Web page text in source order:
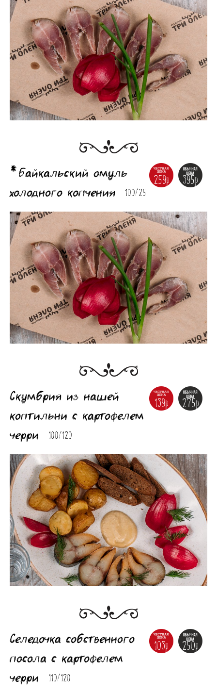
395р
259р
*Байкальский омуль
холодного копчения
100/25
275р
139р
Скумбрия из нашей
коптильни с картофелем
черри
100/120
250р
103р
Селедочка собственного
посола с картофелем
черри
110/120